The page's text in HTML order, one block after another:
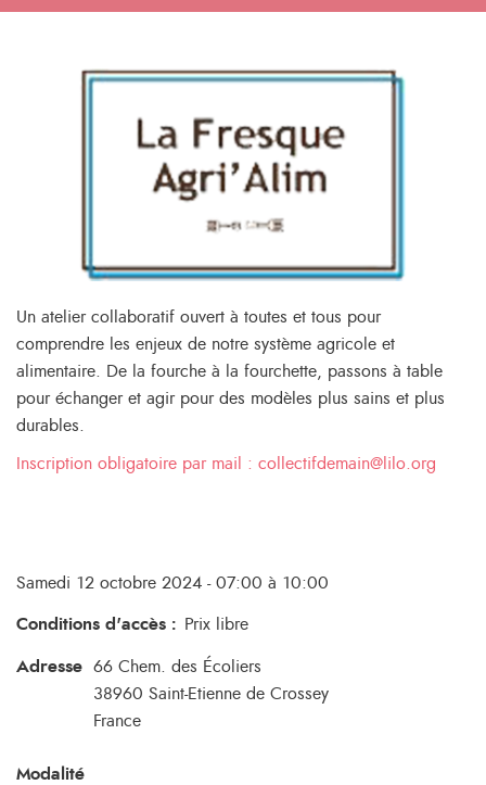
Un atelier collaboratif ouvert à toutes et tous pour
comprendre les enjeux de notre système agricole et
alimentaire. De la fourche à la fourchette, passons à table
pour échanger et agir pour des modèles plus sains et plus
durables.
Inscription obligatoire par mail : collectifdemain@lilo.org
Samedi 12 octobre 2024 - 07:00 à 10:00
Conditions d'accès : Prix libre
Adresse
66 Chem. des Écoliers
38960 Saint-Etienne de Crossey
France
Modalité